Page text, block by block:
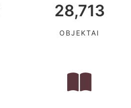
28,713
OBJEKTAI